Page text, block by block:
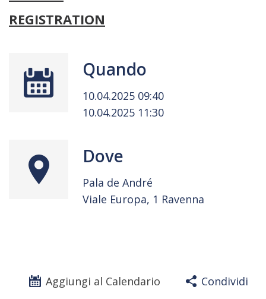
REGISTRATION
Quando
10.04.2025 09:40
10.04.2025 11:30
Dove
Pala de André
Viale Europa, 1 Ravenna
Aggiungi al Calendario Condividi